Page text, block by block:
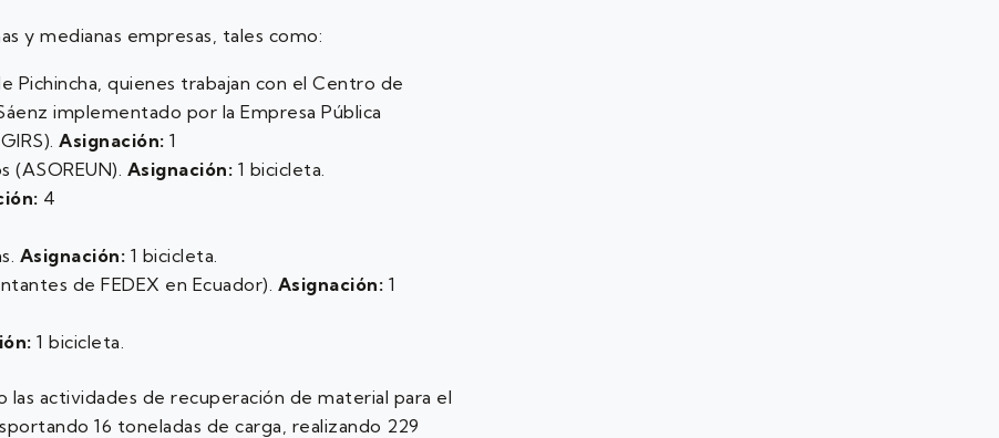
y medianas empresas, tales como:
Pichincha, quienes trabajan con el Centro de
implementado por la Empresa Pública
Asignación: 1
(ASOREUN). Asignación: 1 bicicleta.
4
Asignación: 1 bicicleta.
de FEDEX en Ecuador). Asignación: 1
1 bicicleta.
las actividades de recuperación de material para el
16 toneladas de carga, realizando 229